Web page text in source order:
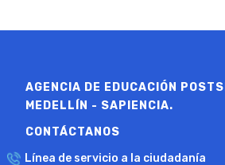
AGENCIA DE EDUCACIÓN
MEDELLÍN - SAPIENCIA.
CONTÁCTANOS
Línea de servicio a la ciudadanía